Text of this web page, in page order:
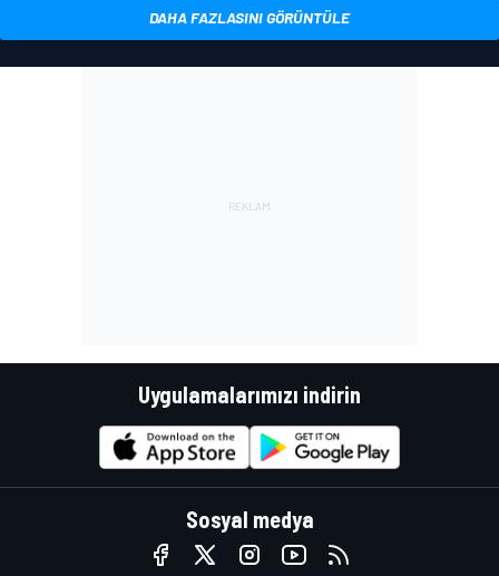
DAHA FAZLASINI GÖRÜNTÜLE
Uygulamalarımızı indirin
Sosyal medya